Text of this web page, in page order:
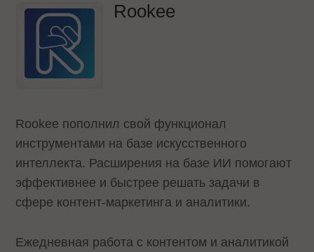
Rookee
Rookee пополнил свой функционал
инструментами на базе искусственного
интеллекта. Расширения на базе ИИ помогают
эффективнее и быстрее решать задачи в
сфере контент-маркетинга и аналитики.
Ежедневная работа с контентом и аналитикой